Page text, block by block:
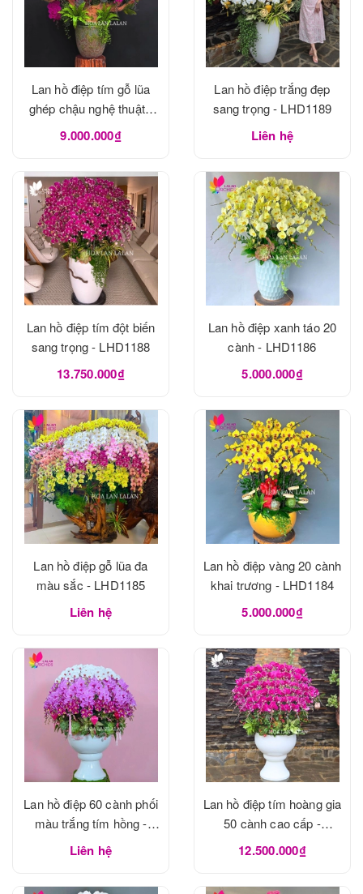
Lan hồ điệp tím gỗ lũa
ghép chậu nghệ thuật -
LHD1190
9.000.000₫
Lan hồ điệp trắng đẹp
sang trọng - LHD1189
Liên hệ
Lan hồ điệp tím đột biến
sang trọng - LHD1188
13.750.000₫
Lan hồ điệp xanh táo 20
cành - LHD1186
5.000.000₫
Lan hồ điệp gỗ lũa đa
màu sắc - LHD1185
Liên hệ
Lan hồ điệp vàng 20 cành
khai trương - LHD1184
5.000.000₫
Lan hồ điệp 60 cành phối
màu trắng tím hồng -
LHD1183
Liên hệ
Lan hồ điệp tím hoàng gia
50 cành cao cấp -
LHD1182
12.500.000₫